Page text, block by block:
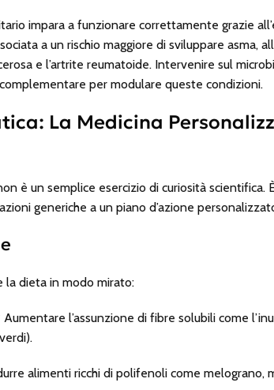
impara a funzionare correttamente grazie
a un rischio maggiore di sviluppare asma,
e l’artrite reumatoide. Intervenire sul
per modulare queste condizioni.
La Medicina
è un semplice esercizio di curiosità scientifica.
generiche a un piano d’azione
la dieta in modo mirato:
Aumentare l’assunzione di fibre solubili come
alimenti ricchi di polifenoli come melograno,